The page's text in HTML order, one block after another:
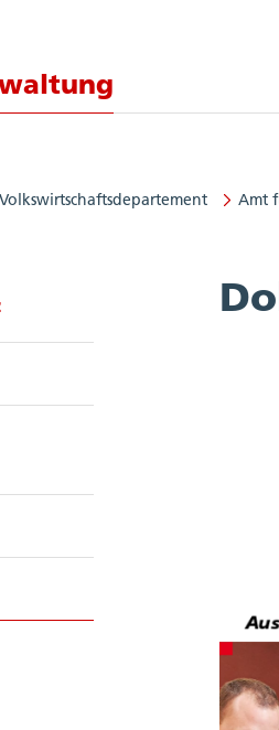
Volkswirtschaftsdepartement Amt
Amt für